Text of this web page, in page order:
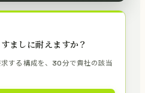
ましに耐えますか？
する構成を、30分で貴社の該当